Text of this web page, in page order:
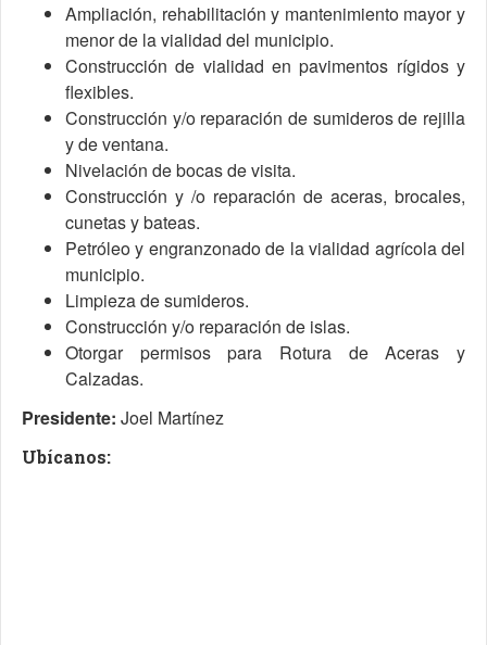
Ampliación, rehabilitación y mantenimiento mayor y
menor de la vialidad del municipio.
Construcción de vialidad en pavimentos rígidos y
flexibles.
Construcción y/o reparación de sumideros de rejilla
y de ventana.
Nivelación de bocas de visita.
Construcción y /o reparación de aceras, brocales,
cunetas y bateas.
Petróleo y engranzonado de la vialidad agrícola del
municipio.
Limpieza de sumideros.
Construcción y/o reparación de islas.
Otorgar permisos para Rotura de Aceras y
Calzadas.
Presidente: Joel Martínez
Ubícanos: